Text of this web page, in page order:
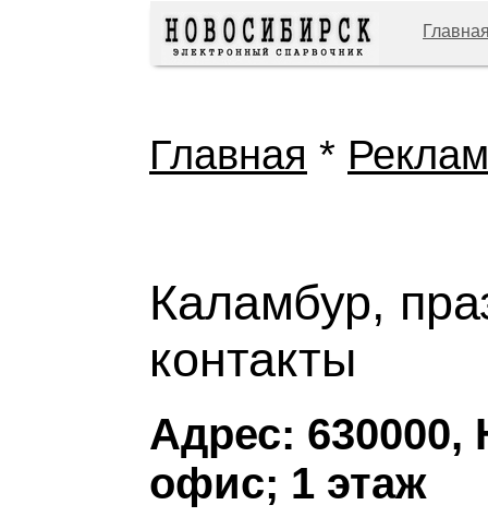
Главная *
Каламбур,
контакты
Адрес: 630000,
офис; 1 этаж